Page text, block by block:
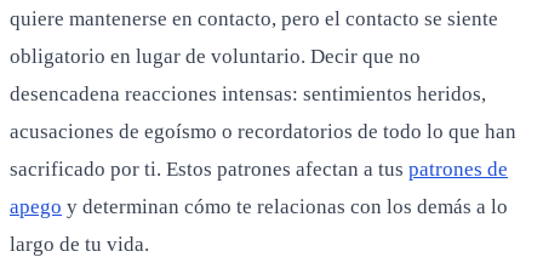
quiere mantenerse en contacto, pero el contacto se siente
obligatorio en lugar de voluntario. Decir que no
desencadena reacciones intensas: sentimientos heridos,
acusaciones de egoísmo o recordatorios de todo lo que han
sacrificado por ti. Estos patrones afectan a tus patrones de
apego y determinan cómo te relacionas con los demás a lo
largo de tu vida.